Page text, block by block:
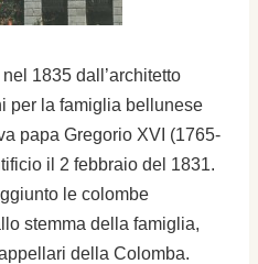
1835 dall’architetto
per la famiglia bellunese
papa Gregorio XVI (1765-
il 2 febbraio del 1831.
le colombe
stemma della famiglia,
della Colomba.